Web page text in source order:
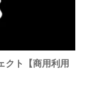
クト【商用利用